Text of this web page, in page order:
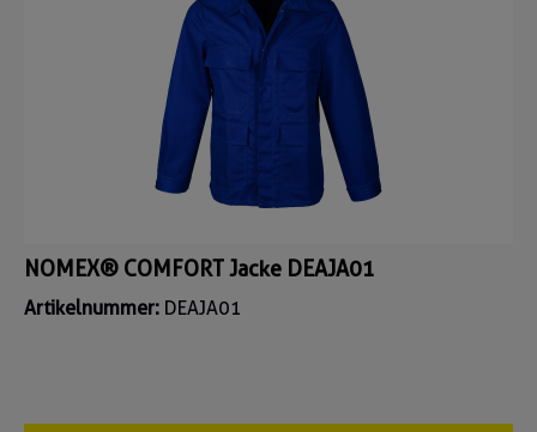
NOMEX® COMFORT Jacke DEAJA01
Artikelnummer: DEAJA01